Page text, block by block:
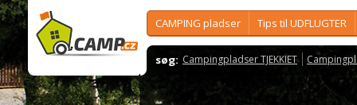
CAMPING pladser Tips til UDFLUGTER
søg: Campingpladser TJEKKIET